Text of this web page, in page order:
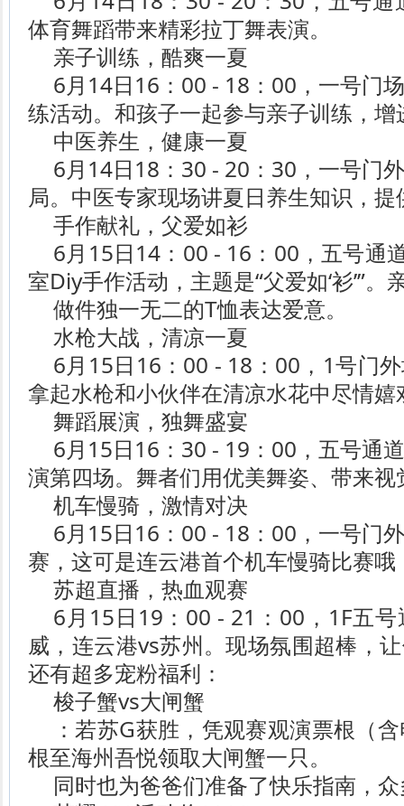
体育舞蹈带来精彩拉丁舞表演。
亲子训练，酷爽一夏
6月14日16：00 - 18：00，一号门
练活动。和孩子一起参与亲子训练，
中医养生，健康一夏
6月14日18：30 - 20：30，一号门
局。中医专家现场讲夏日养生知识，
手作献礼，父爱如衫
6月15日14：00 - 16：00，五号通
室Diy手作活动，主题是“父爱如‘衫’”。
做件独一无二的T恤表达爱意。
水枪大战，清凉一夏
6月15日16：00 - 18：00，1号门
拿起水枪和小伙伴在清凉水花中尽情嬉
舞蹈展演，独舞盛宴
6月15日16：30 - 19：00，五号通
演第四场。舞者们用优美舞姿、带来视
机车慢骑，激情对决
6月15日16：00 - 18：00，一号门
赛，这可是连云港首个机车慢骑比赛哦
苏超直播，热血观赛
6月15日19：00 - 21：00，1F五
威，连云港vs苏州。现场氛围超棒，
还有超多宠粉福利：
梭子蟹vs大闸蟹
：若苏G获胜，凭观赛观演票根（
根至海州吾悦领取大闸蟹一只。
同时也为爸爸们准备了快乐指南，